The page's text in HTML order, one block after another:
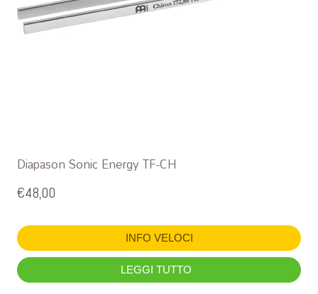
Diapason Sonic Energy TF-CH
€48,00
INFO VELOCI
LEGGI TUTTO